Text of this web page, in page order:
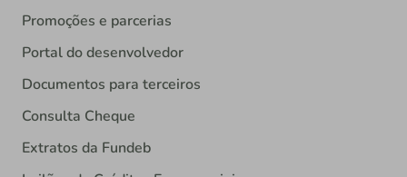
Promoções e parcerias
Portal do desenvolvedor
Documentos para terceiros
Consulta Cheque
Extratos da Fundeb